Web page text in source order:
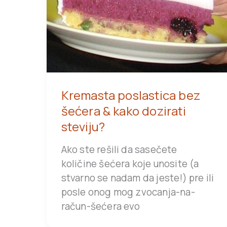
Kremasta poslastica bez
šećera & kako dozirati
steviju?
Ako ste rešili da sasečete
količine šećera koje unosite (a
stvarno se nadam da jeste!) pre ili
posle onog mog zvocanja-na-
račun-šećera evo